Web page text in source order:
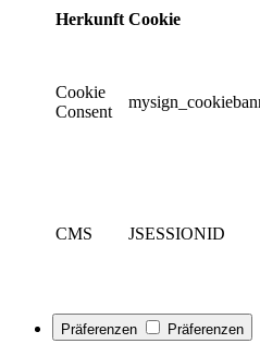
Herkunft Cookie
Cookie
Consent
CMS JSESSIONID
Präferenzen Präferenzen